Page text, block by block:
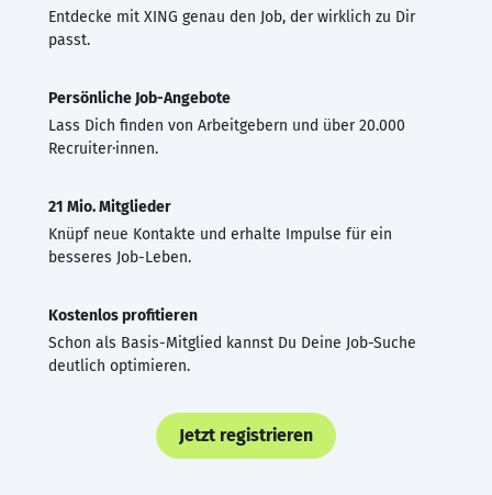
Entdecke mit XING genau den Job, der wirklich zu Dir
passt.
Persönliche Job-Angebote
Lass Dich finden von Arbeitgebern und über 20.000
Recruiter·innen.
21 Mio. Mitglieder
Knüpf neue Kontakte und erhalte Impulse für ein
besseres Job-Leben.
Kostenlos profitieren
Schon als Basis-Mitglied kannst Du Deine Job-Suche
deutlich optimieren.
Jetzt registrieren